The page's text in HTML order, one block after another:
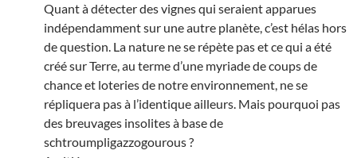
Quant à détecter des vignes qui seraient apparues
indépendamment sur une autre planète, c’est hélas hors
de question. La nature ne se répète pas et ce qui a été
créé sur Terre, au terme d’une myriade de coups de
chance et loteries de notre environnement, ne se
répliquera pas à l’identique ailleurs. Mais pourquoi pas
des breuvages insolites à base de
schtroumpligazzogourous ?